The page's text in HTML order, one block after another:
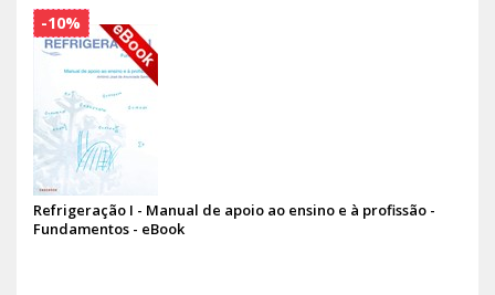
Refrigeração I - Manual de apoio ao ensino e à profissão -
Fundamentos - eBook
-10%